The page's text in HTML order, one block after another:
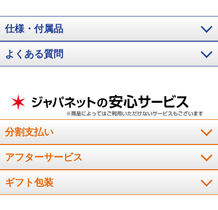
仕様・付属品
よくある質問
分割支払い
アフターサービス
ギフト包装